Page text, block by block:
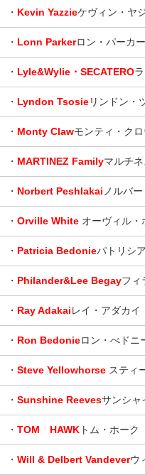
・ Kevin Yazzieケヴィン・ヤ
・ Lonn Parkerロン・パーカー
・ Lyle&Wylie・SECATERO
・ Lyndon Tsosieリンドン・
・ Monty Clawモンティ・クロ
・ MARTINEZ Familyマルチ
・ Norbert Peshlakai ノルバ
・ Orville White オーヴィル・
・ Patricia Bedonieパトリシ
・ Philander&Lee Begayフィ
・ Ray Adakaiレイ・アダカイ
・ Ron Bedonieロン・べドニ
・ Steve Yellowhorse スティ
・ Sunshine Reevesサンシャ
・ TOM HAWK トム・ホーク
・ Will & Delbert Vandeverウ